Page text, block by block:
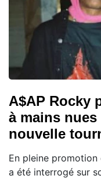
A$AP Rocky
à mains
nouvelle
En pleine promotion
a été interrogé sur